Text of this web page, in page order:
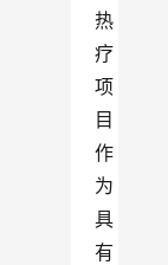
热
疗
项
目
作
为
具
有